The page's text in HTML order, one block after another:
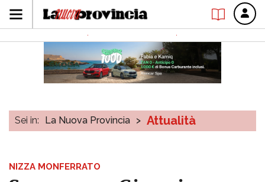
Sei in: La Nuova Provincia > Attualità
NIZZA MONFERRATO